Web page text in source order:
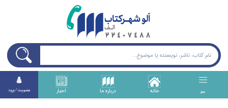
منو خانه درباره ما اخبار عضويت / ورود